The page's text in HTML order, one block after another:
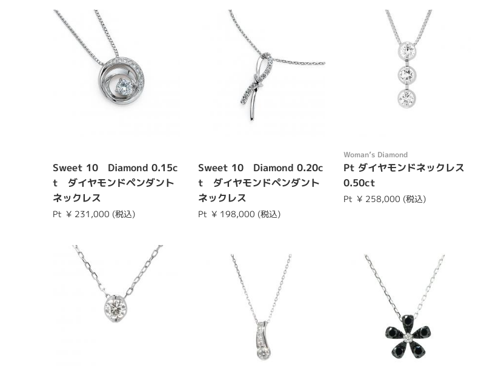
Sweet 10 Diamond 0.15c
t ダイヤモンドペンダント
ネックレス
Pt ¥ 231,000 (税込)
Sweet 10 Diamond 0.20c
t ダイヤモンドペンダント
ネックレス
Pt ¥ 198,000 (税込)
Womanʼs Diamond
Pt ダイヤモンドネックレス
0.50ct
Pt ¥ 258,000 (税込)